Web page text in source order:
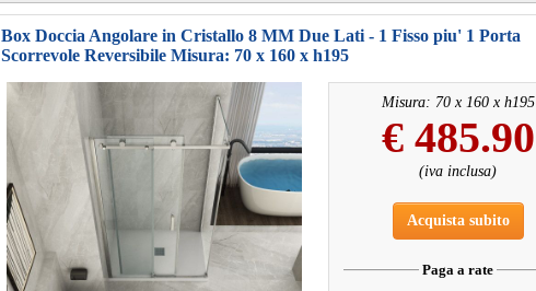
Box Doccia Angolare in Cristallo 8 MM Due Lati - 1 Fisso piu' 1 Porta
Scorrevole Reversibile Misura: 70 x 160 x h195
Misura: 70 x 160 x h195
€ 485.90
(iva inclusa)
Acquista subito
Paga a rate